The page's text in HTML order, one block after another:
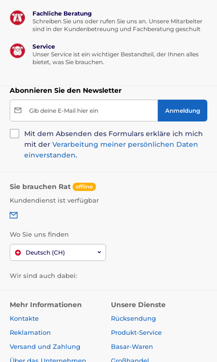
Fachliche Beratung
Schreiben Sie uns oder rufen Sie uns an. Unsere Mitarbeiter
sind in der Kundenbetreuung und Fachberatung geschult
Service
Unser Service ist ein wichtiger Bestandteil, der Ihnen alles
bietet, was Sie brauchen.
Abonnieren Sie den Newsletter
Gib deine E-Mail hier ein Anmeldung
Mit dem Absenden des Formulars erkläre ich mich
mit der Verarbeitung meiner persönlichen Daten
einverstanden.
Sie brauchen Rat offline
Kundendienst ist verfügbar
Wo Sie uns finden
Deutsch (CH)
Wir sind auch dabei:
Mehr Informationen
Kontakte
Reklamation
Versand und Zahlung
Über das Unternehmen
Unsere Dienste
Rücksendung
Produkt-Service
Basar-Waren
Großhandel